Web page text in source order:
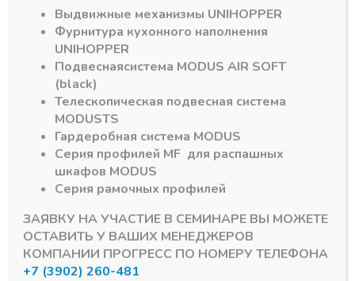
Подпишитесь на рассылку акций
#MODUS
#Алюминиевый Профиль 2 #серии MF
#DRAGON-BOX 1 #D-MOTION
Выдвижные механизмы UNIHOPPER
Фурнитура кухонного наполнения
UNIHOPPER
Подвеснаясистема MODUS AIR SOFT
(black)
Телескопическая подвесная система
MODUSTS
Гардеробная система MODUS
Серия профилей MF для распашных
шкафов MODUS
Серия рамочных профилей
ЗАЯВКУ НА УЧАСТИЕ В СЕМИНАРЕ ВЫ МОЖЕТЕ
ОСТАВИТЬ У ВАШИХ МЕНЕДЖЕРОВ
КОМПАНИИ ПРОГРЕСС ПО НОМЕРУ ТЕЛЕФОНА
+7 (3902) 260-481
Мы используем куки для наилучшего представления